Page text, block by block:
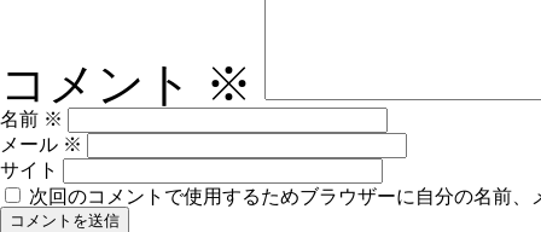
コメント ※
名前 ※
メール ※
サイト
次回のコメントで使用するためブラウザーに自分の名前